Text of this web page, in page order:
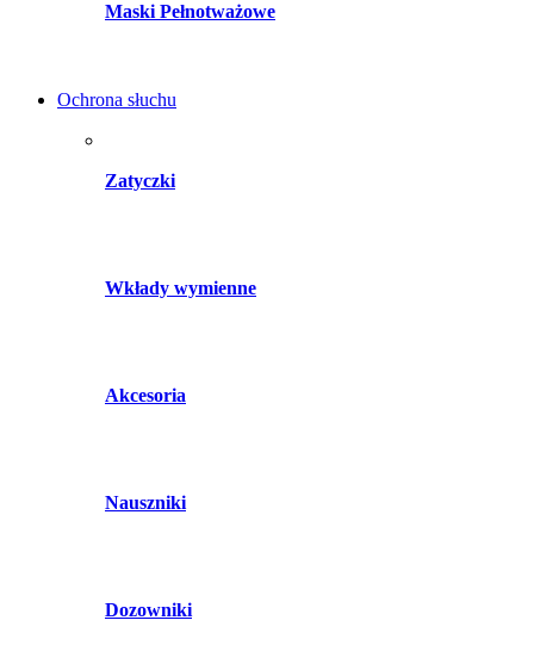
Maski Pełnotważowe
Ochrona słuchu
Zatyczki
Wkłady wymienne
Akcesoria
Nauszniki
Dozowniki